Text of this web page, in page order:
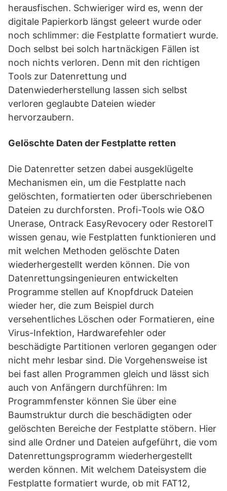
herausfischen. Schwieriger wird es, wenn der
digitale Papierkorb längst geleert wurde oder
noch schlimmer: die Festplatte formatiert wurde.
Doch selbst bei solch hartnäckigen Fällen ist
noch nichts verloren. Denn mit den richtigen
Tools zur Datenrettung und
Datenwiederherstellung lassen sich selbst
verloren geglaubte Dateien wieder
hervorzaubern.
Gelöschte Daten der Festplatte retten
Die Datenretter setzen dabei ausgeklügelte
Mechanismen ein, um die Festplatte nach
gelöschten, formatierten oder überschriebenen
Dateien zu durchforsten. Profi-Tools wie O&O
Unerase, Ontrack EasyRevocery oder RestoreIT
wissen genau, wie Festplatten funktionieren und
mit welchen Methoden gelöschte Daten
wiederhergestellt werden können. Die von
Datenrettungsingenieuren entwickelten
Programme stellen auf Knopfdruck Dateien
wieder her, die zum Beispiel durch
versehentliches Löschen oder Formatieren, eine
Virus-Infektion, Hardwarefehler oder
beschädigte Partitionen verloren gegangen oder
nicht mehr lesbar sind. Die Vorgehensweise ist
bei fast allen Programmen gleich und lässt sich
auch von Anfängern durchführen: Im
Programmfenster können Sie über eine
Baumstruktur durch die beschädigten oder
gelöschten Bereiche der Festplatte stöbern. Hier
sind alle Ordner und Dateien aufgeführt, die vom
Datenrettungsprogramm wiederhergestellt
werden können. Mit welchem Dateisystem die
Festplatte formatiert wurde, ob mit FAT12,